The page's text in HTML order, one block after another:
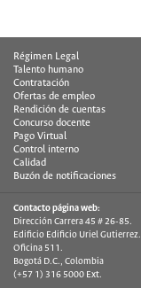
Régimen Legal
Talento humano
Contratación
Ofertas de empleo
Rendición de cuentas
Concurso docente
Pago Virtual
Control interno
Calidad
Buzón de notificaciones
Contacto página web:
Dirección Carrera 45 # 26-85.
Edificio Edificio Uriel Gutierrez.
Oficina 511.
Bogotá D.C., Colombia
(+57 1) 316 5000 Ext.